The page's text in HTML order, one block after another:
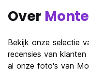
Over
Bekijk onze selectie
recensies van
al onze foto's van